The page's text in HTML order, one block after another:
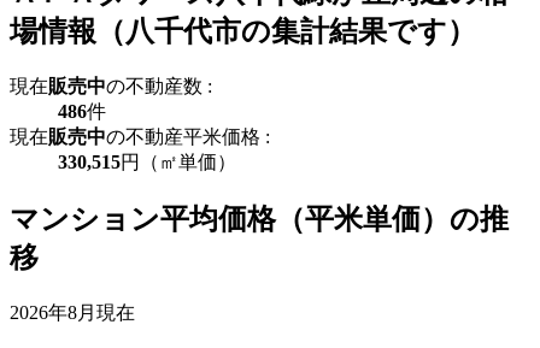
場情報（八千代市の集計結果です）
現在販売中の不動産数 :
486件
現在販売中の不動産平米価格 :
330,515円（㎡単価）
マンション平均価格（平米単価）の推
移
2026年8月現在